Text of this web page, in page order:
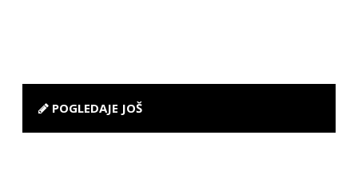
POGLEDAJE JOŠ